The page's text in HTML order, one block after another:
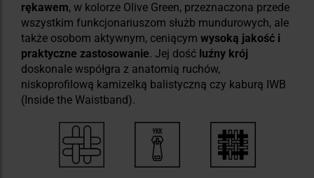
rękawem, w kolorze Olive Green, przeznaczona przede
wszystkim funkcjonariuszom służb mundurowych, ale
także osobom aktywnym, ceniącym wysoką jakość i
praktyczne zastosowanie. Jej dość luźny krój
doskonale współgra z anatomią ruchów,
niskoprofilową kamizelką balistyczną czy kaburą IWB
(Inside the Waistband).